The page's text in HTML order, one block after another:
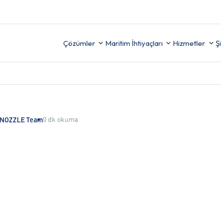
Çözümler Maritim İhtiyaçları Hizmetler
Team0 dk okuma